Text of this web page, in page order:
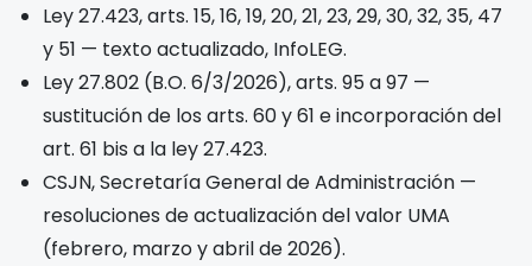
Ley 27.423, arts. 15, 16, 19, 20, 21, 23, 29, 30, 32, 35, 47
y 51 — texto actualizado, InfoLEG.
Ley 27.802 (B.O. 6/3/2026), arts. 95 a 97 —
sustitución de los arts. 60 y 61 e incorporación del
art. 61 bis a la ley 27.423.
CSJN, Secretaría General de Administración —
resoluciones de actualización del valor UMA
(febrero, marzo y abril de 2026).